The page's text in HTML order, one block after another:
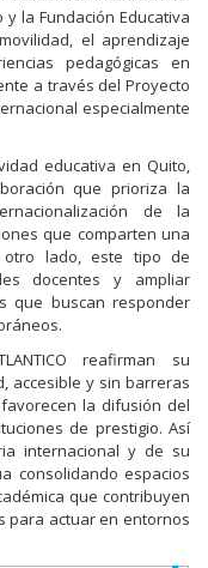
la Fundación Educativa
el aprendizaje
pedagógicas en
a través del Proyecto
especialmente
educativa en Quito,
que prioriza la
de la
que comparten una
otro lado, este tipo de
docentes y ampliar
que buscan responder
reafirman su
accesible y sin barreras
la difusión del
de prestigio. Así
internacional y de su
consolidando espacios
que contribuyen
para actuar en entornos